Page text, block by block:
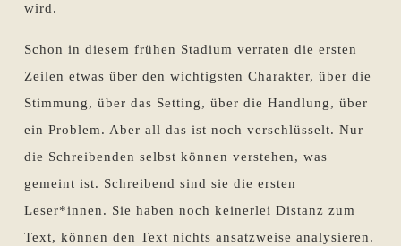
wird.
Schon in diesem frühen Stadium verraten die ersten
Zeilen etwas über den wichtigsten Charakter, über die
Stimmung, über das Setting, über die Handlung, über
ein Problem. Aber all das ist noch verschlüsselt. Nur
die Schreibenden selbst können verstehen, was
gemeint ist. Schreibend sind sie die ersten
Leser*innen. Sie haben noch keinerlei Distanz zum
Text, können den Text nichts ansatzweise analysieren.